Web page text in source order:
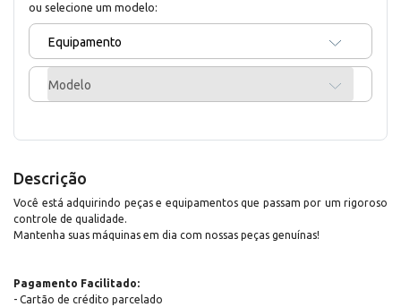
ou selecione um modelo:
Equipamento
Modelo
Descrição
Você está adquirindo peças e equipamentos que passam por um rigoroso
controle de qualidade.
Mantenha suas máquinas em dia com nossas peças genuínas!
Pagamento Facilitado:
- Cartão de crédito parcelado